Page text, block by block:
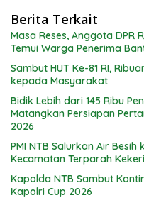
Berita Terkait
Masa Reses, Anggota DPR
Temui Warga Penerima
Sambut HUT Ke-81 RI,
kepada Masyarakat
Bidik Lebih dari 145 Ribu
Matangkan Persiapan
2026
PMI NTB Salurkan Air
Kecamatan Terparah
Kapolda NTB Sambut
Kapolri Cup 2026